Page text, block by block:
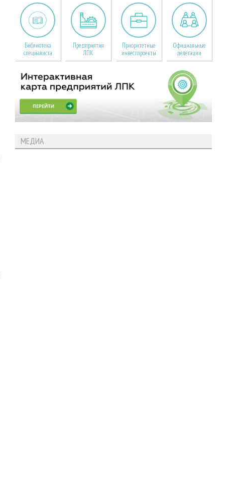
Библиотека
специалиста
Предприятия
ЛПК
Приоритетные
инвестпроекты
Официальные
делегации
МЕДИА